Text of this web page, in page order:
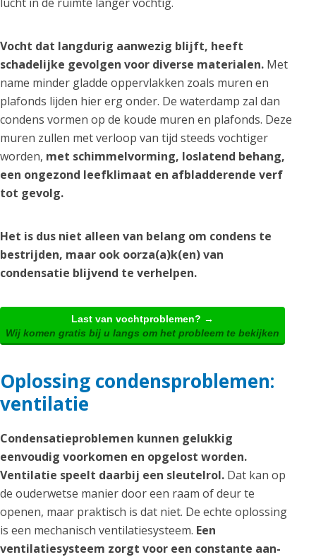
Vocht dat langdurig aanwezig blijft, heeft
schadelijke gevolgen voor diverse materialen. Met
name minder gladde oppervlakken zoals muren en
plafonds lijden hier erg onder. De waterdamp zal dan
condens vormen op de koude muren en plafonds. Deze
muren zullen met verloop van tijd steeds vochtiger
worden, met schimmelvorming, loslatend behang,
een ongezond leefklimaat en afbladderende verf
tot gevolg.
Het is dus niet alleen van belang om condens te
bestrijden, maar ook oorza(a)k(en) van
condensatie blijvend te verhelpen.
Last van vochtproblemen? →
Wij komen gratis bij u langs om het probleem te bekijken
Oplossing condensproblemen:
ventilatie
Condensatieproblemen kunnen gelukkig
eenvoudig voorkomen en opgelost worden.
Ventilatie speelt daarbij een sleutelrol. Dat kan op
de ouderwetse manier door een raam of deur te
openen, maar praktisch is dat niet. De echte oplossing
is een mechanisch ventilatiesysteem. Een
ventilatiesysteem zorgt voor een constante aan-